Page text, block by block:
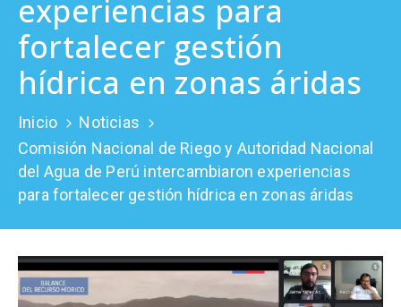
Prensa
experiencias para
fortalecer gestión
hídrica en zonas áridas
Inicio
Noticias
Comisión Nacional de Riego y Autoridad Nacional
del Agua de Perú intercambiaron experiencias
para fortalecer gestión hídrica en zonas áridas